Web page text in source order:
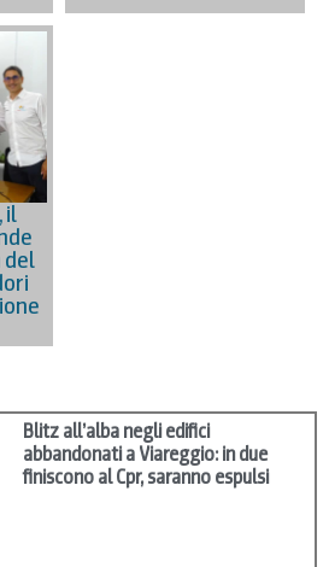
il
del
Blitz all’alba negli edifici
abbandonati a Viareggio: in due
finiscono al Cpr, saranno espulsi